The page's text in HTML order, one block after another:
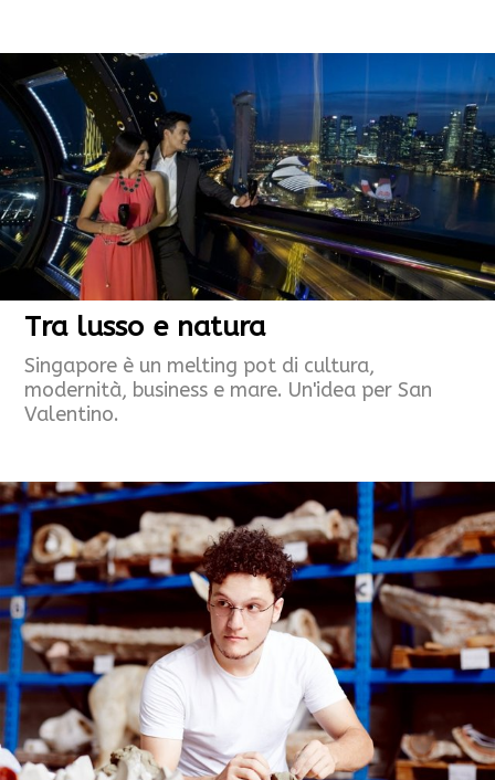
Tra lusso e natura
Singapore è un melting pot di cultura,
modernità, business e mare. Un'idea per San
Valentino.